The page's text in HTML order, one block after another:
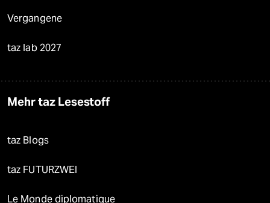
Vergangene
taz lab 2027
Mehr taz Lesestoff
taz Blogs
taz FUTURZWEI
Le Monde diplomatique